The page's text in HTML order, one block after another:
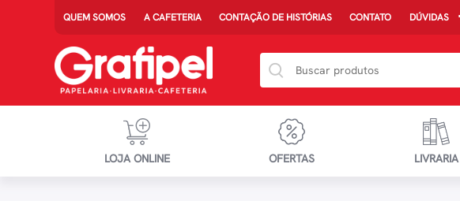
QUEM SOMOS A CAFETERIA CONTAÇÃO DE HISTÓRIAS CONTATO DÚVIDAS
LOJA ONLINE OFERTAS LIVRARIA